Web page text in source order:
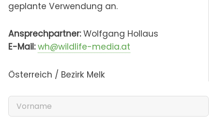
geplante Verwendung an.
Ansprechpartner:Wolfgang Hollaus
E-Mail: wh@wildlife-media.at
Österreich / Bezirk Melk